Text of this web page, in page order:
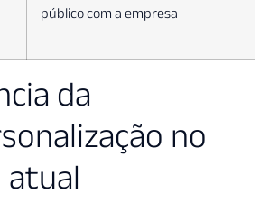
público com a empresa
da
no
atual